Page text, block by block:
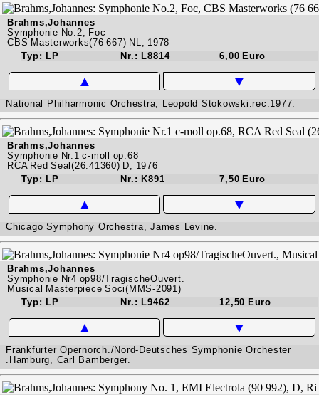
Brahms,Johannes
Symphonie No.2, Foc
CBS Masterworks(76 667) NL, 1978
Typ: LP
Nr.: L8814 6,00 Euro
▲ ▼
National Philharmonic Orchestra, Leopold Stokowski.rec.1977.
Brahms,Johannes
Symphonie Nr.1 c-moll op.68
RCA Red Seal(26.41360) D, 1976
Typ: LP
Nr.: K891 7,50 Euro
▲ ▼
Chicago Symphony Orchestra, James Levine.
Brahms,Johannes
Symphonie Nr4 op98/TragischeOuvert.
Musical Masterpiece Soci(MMS-2091)
Typ: LP
Nr.: L9462 12,50 Euro
▲ ▼
Frankfurter Opernorch./Nord-Deutsches Symphonie Orchester
.Hamburg, Carl Bamberger.